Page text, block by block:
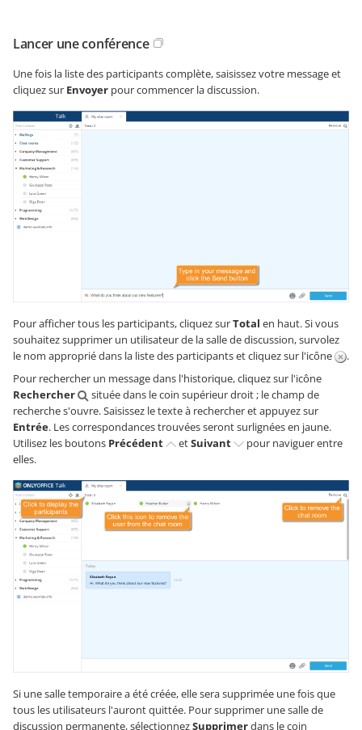
Lancer une conférence
Une fois la liste des participants complète, saisissez votre message et
cliquez sur Envoyer pour commencer la discussion.
Pour afficher tous les participants, cliquez surTotal en haut. Si vous
souhaitez supprimer un utilisateur de la salle de discussion, survolez
le nom approprié dans la liste des participants et cliquez sur l'icône
.
Pour rechercher un message dans l'historique, cliquez sur l'icône
Rechercher
située dans le coin supérieur droit ; le champ de
recherche s'ouvre. Saisissez le texte à rechercher et appuyez sur
Entrée. Les correspondances trouvées seront surlignées en jaune.
Utilisez les boutons Précédent etSuivant
pour naviguer entre
elles.
Si une salle temporaire a été créée, elle sera supprimée une fois que
tous les utilisateurs l'auront quittée. Pour supprimer une salle de
discussion permanente, sélectionnezSupprimerdans le coin